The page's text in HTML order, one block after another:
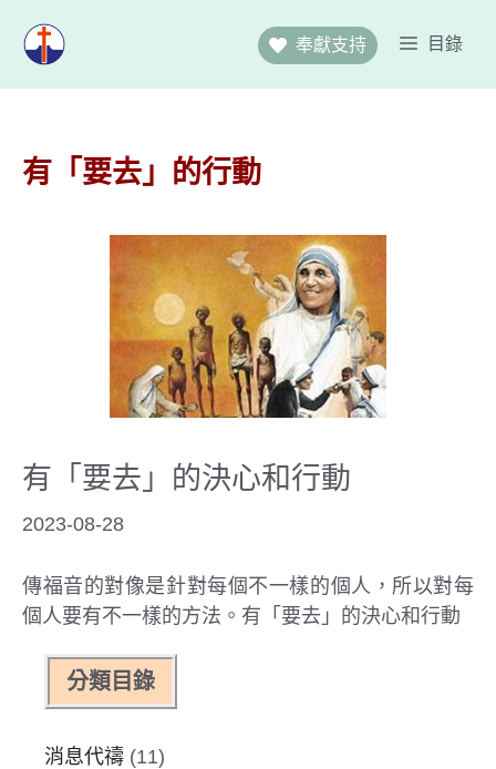
目錄
奉獻支持
有「要去」的行動
有「要去」的決心和行動
2023-08-28
傳福音的對像是針對每個不一樣的個人，所以對每
個人要有不一樣的方法。有「要去」的決心和行動
分類目錄
消息代禱 (11)